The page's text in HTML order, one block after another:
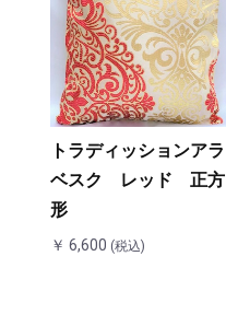
トラディッションアラ
ベスク レッド 正方
形
￥ 6,600 (税込)